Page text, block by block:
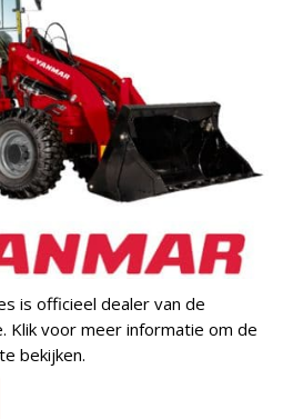
is officieel dealer van de
Klik voor meer informatie om de
bekijken.